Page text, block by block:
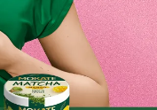
biurze:
kierunek
do
kg, łagodna,
opakowanie